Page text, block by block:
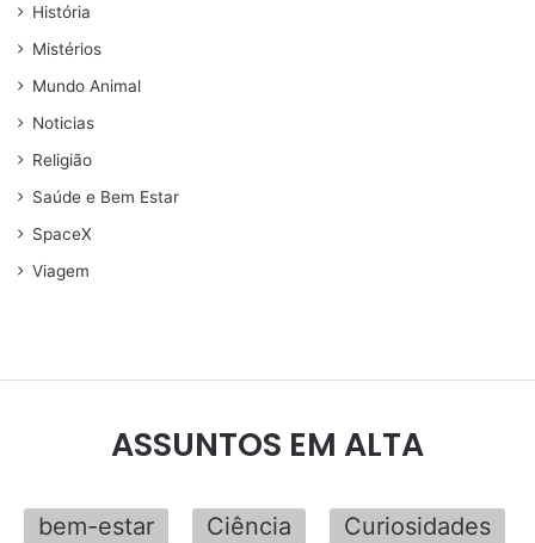
História
Mistérios
Mundo Animal
Noticias
Religião
Saúde e Bem Estar
SpaceX
Viagem
ASSUNTOS EM ALTA
bem-estar Ciência
Curiosidades